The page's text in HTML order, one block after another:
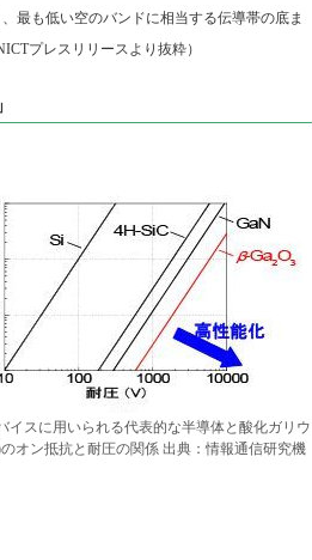
最も低い空のバンドに相当する伝導帯の底ま
プレスリリースより抜粋）
イスに用いられる代表的な半導体と酸化ガリウ
オン抵抗と耐圧の関係 出典：情報通信研究機